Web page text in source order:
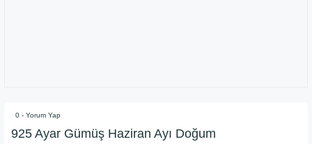
0 - Yorum Yap
925 Ayar Gümüş Haziran Ayı Doğum